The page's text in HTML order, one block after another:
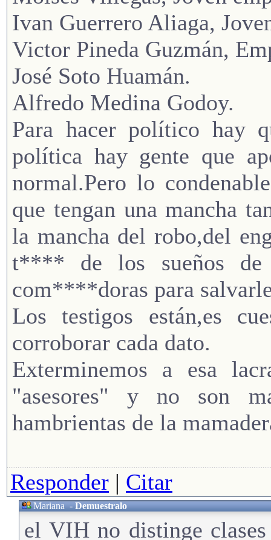
Ivan Guerrero Aliaga,
Victor Pineda Guzmán,
José Soto Huamán.
Alfredo Medina Godoy.
Para hacer político hay
política hay gente que
normal.Pero lo
que tengan una mancha
la mancha del robo,del
t**** de los sueños de
com****doras para
Los testigos están,es
corroborar cada dato.
Exterminemos a esa
"asesores" y no son
hambrientas de la
Responder | Citar
Mariana-Demuestralo
el VIH no distinge